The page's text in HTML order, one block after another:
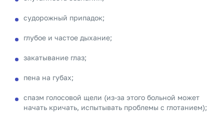
судорожный припадок;
глубое и частое дыхание;
закатывание глаз;
пена на губах;
спазм голосовой щели (из-за этого больной может
начать кричать, испытывать проблемы с глотанием);